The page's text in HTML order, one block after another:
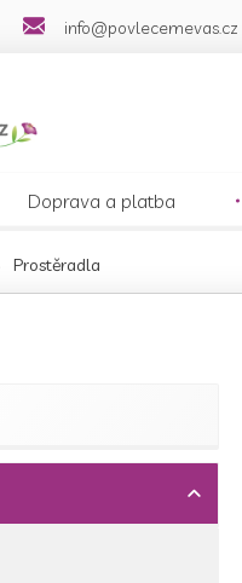
info@povlecemevas.cz
Doprava a platba
Prostěradla